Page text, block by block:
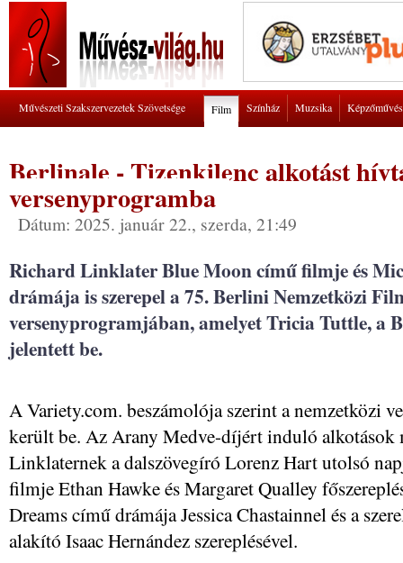
Művészeti Szakszervezetek Szövetsége Film Színház Muzsika
Berlinale - Tizenkilenc alkotást
versenyprogramba
Dátum: 2025. január 22., szerda, 21:49
Richard Linklater Blue Moon című filmje és
drámája is szerepel a 75. Berlini Nemzetközi
versenyprogramjában, amelyet Tricia Tuttle, a
jelentett be.
A Variety.com. beszámolója szerint a nemzetközi
került be. Az Arany Medve-díjért induló alkotások
Linklaternek a dalszövegíró Lorenz Hart utolsó
filmje Ethan Hawke és Margaret Qualley
Dreams című drámája Jessica Chastainnel és a
alakító Isaac Hernández szereplésével.